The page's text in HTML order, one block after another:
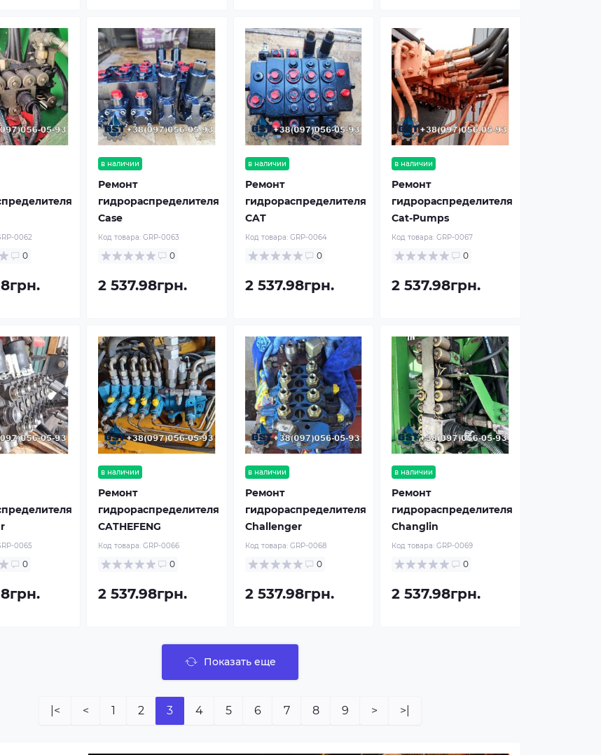
0062
0
в наличии
Ремонт
гидрораспределителя
Case
Код товара: GRP-0063
0
2 537.98грн.
в наличии
Ремонт
гидрораспределителя
CAT
Код товара: GRP-0064
0
2 537.98грн.
в наличии
Ремонт
гидрораспределителя
Cat-Pumps
Код товара:GRP-0067
0
2 537.98грн.
0065
0
в наличии
Ремонт
гидрораспределителя
CATHEFENG
Код товара: GRP-0066
0
2 537.98грн.
в наличии
Ремонт
гидрораспределителя
Challenger
Код товара: GRP-0068
0
2 537.98грн.
в наличии
Ремонт
гидрораспределителя
Changlin
Код товара:GRP-0069
0
2 537.98грн.
Показать еще
|< < 1 2 3 4 5 6 7 8 9 > >|